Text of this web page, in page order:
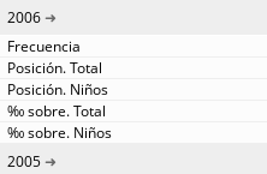
2006
2005